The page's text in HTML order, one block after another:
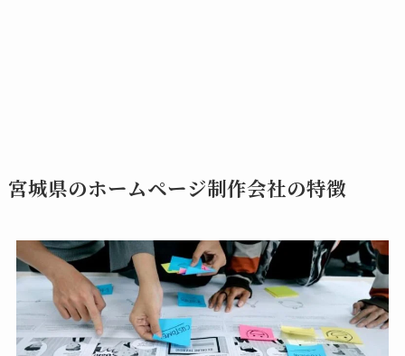
宮城県のホームページ制作会社の特徴